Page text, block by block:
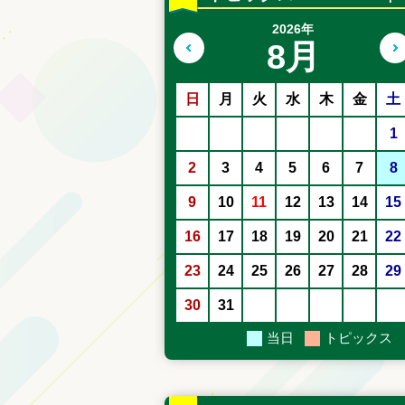
2026年
8月
日 月 火 水 木 金 土
1
2 3 4 5 6 7 8
9 10 11 12 13 14 15
16 17 18 19 20 21 22
23 24 25 26 27 28 29
30 31
前の月へ
当日 トピックス